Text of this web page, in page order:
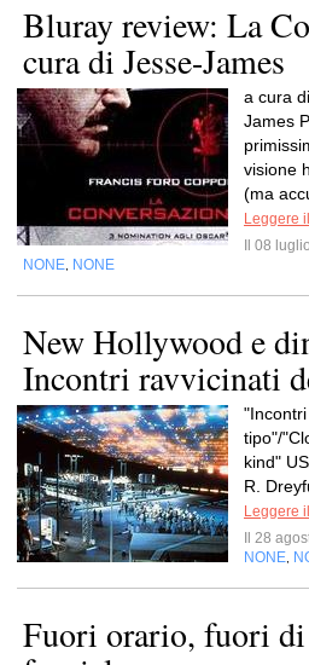
Bluray review: La
cura di Jesse-James
a cura
James
visione
(ma
Leggere
Il 08
NONE NONE
New Hollywood e
Incontri ravvicinati
tipo"/
kind"
R.
Leggere
Il 28
NONE
Fuori orario, fuori di